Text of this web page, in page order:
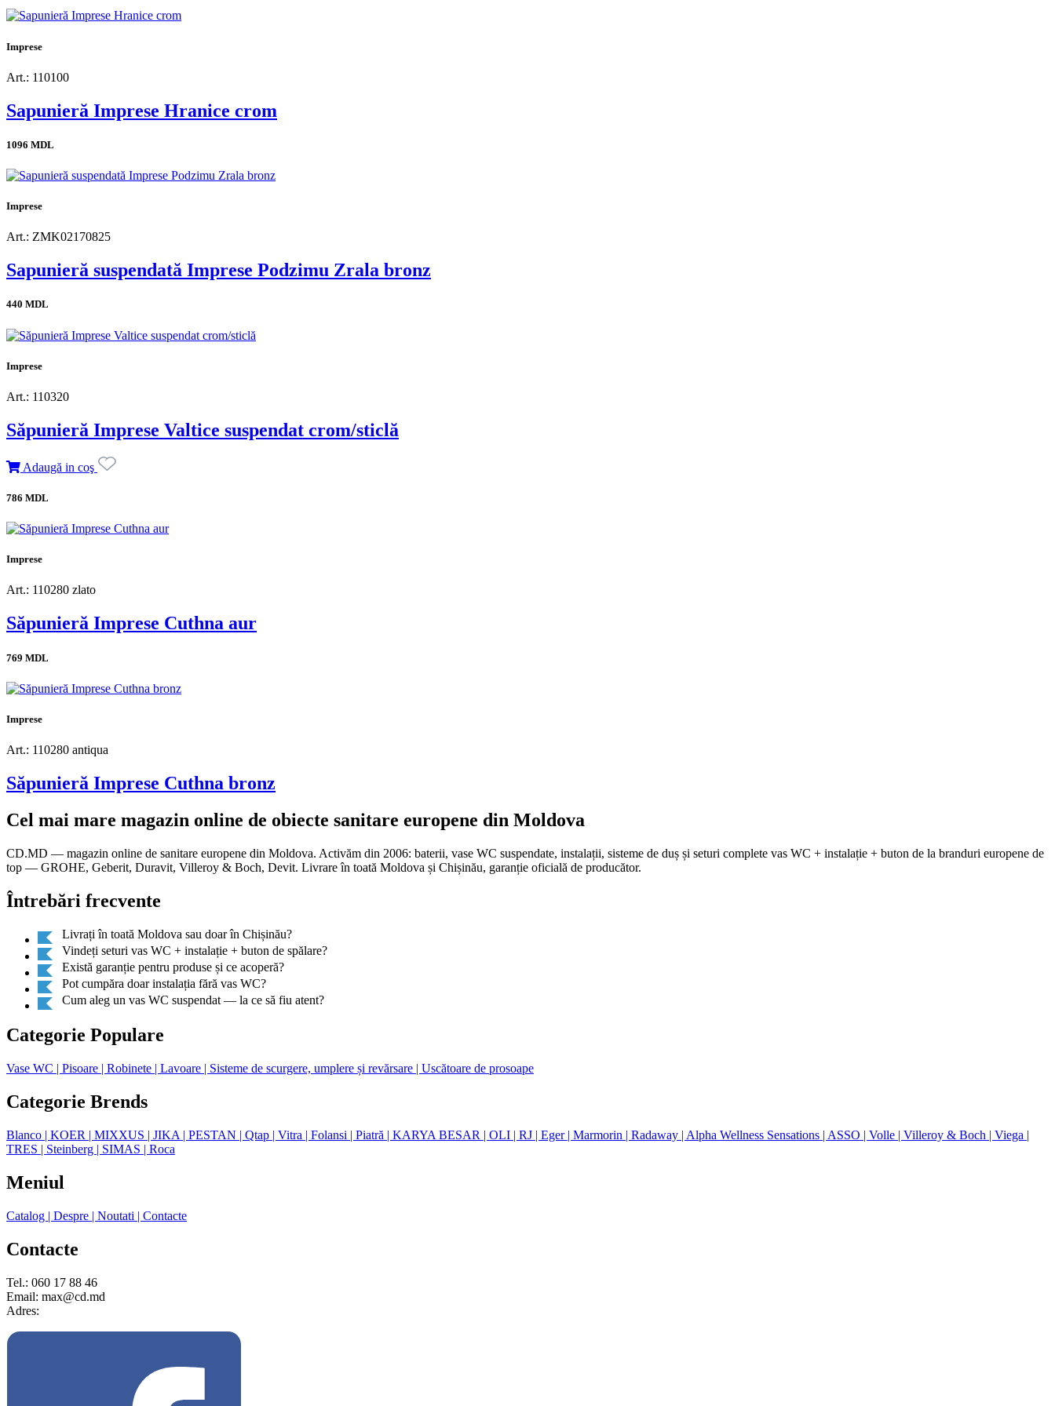
Imprese
Art.: 110100
Sapunieră Imprese Hranice crom
1096 MDL
Imprese
Art.: ZMK02170825
Sapunieră suspendată Imprese Podzimu Zrala bronz
440 MDL
Imprese
Art.: 110320
Săpunieră Imprese Valtice suspendat crom/sticlă
Adaugă in coş
786 MDL
Imprese
Art.: 110280 zlato
Săpunieră Imprese Cuthna aur
769 MDL
Imprese
Art.: 110280 antiqua
Săpunieră Imprese Cuthna bronz
Cel mai mare magazin online de obiecte sanitare europene din Moldova
CD.MD — magazin online de sanitare europene din Moldova. Activăm din 2006: baterii, vase WC suspendate, instalații, sisteme de duș și seturi complete vas WC + instalație + buton de la branduri europene de
top — GROHE, Geberit, Duravit, Villeroy & Boch, Devit. Livrare în toată Moldova și Chișinău, garanție oficială de producător.
Întrebări frecvente
Livrați în toată Moldova sau doar în Chișinău?
Vindeți seturi vas WC + instalație + buton de spălare?
Există garanție pentru produse și ce acoperă?
Pot cumpăra doar instalația fără vas WC?
Cum aleg un vas WC suspendat — la ce să fiu atent?
Categorie Populare
Vase WC | Pisoare | Robinete | Lavoare | Sisteme de scurgere, umplere și revărsare | Uscătoare de prosoape
Categorie Brends
Blanco | KOER | MIXXUS | JIKA | PESTAN | Qtap | Vitra | Folansi | Piatră | KARYA BESAR | OLI | RJ | Eger | Marmorin | Radaway | Alpha Wellness Sensations | ASSO | Volle | Villeroy & Boch | Viega |
TRES | Steinberg | SIMAS | Roca
Meniul
Catalog | Despre | Noutati | Contacte
Contacte
Tel.: 060 17 88 46
Email: max@cd.md
Adres: